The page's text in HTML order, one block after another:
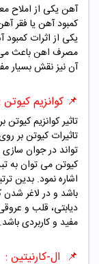
آهن یکی از املاح
کمبود آهن یا فقر
یکی از اثرات
مصرف اهن باعث می
آن نیز نقش بسیار
📌 کوانزیم کیوتن
تاثیر کوانزیم
تاثیرات کیوتن
تواند در جوان سازی
کیوتن می توان به
اشاره نمود. بدین
باشد و در لاغر شدن
دیابتی، قلب و
مفید و کاربردی باشد.
📌 ال-کارنیتین :